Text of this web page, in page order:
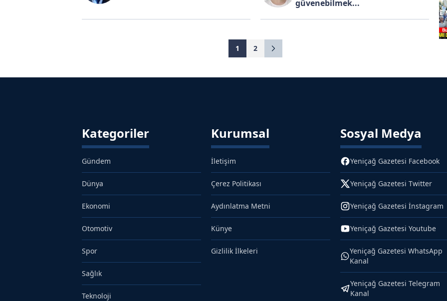
güvenebilmek...
1 2
Kategoriler
Gündem
Dünya
Ekonomi
Otomotiv
Spor
Sağlık
Teknoloji
Kurumsal
İletişim
Çerez Politikası
Aydınlatma Metni
Künye
Gizlilik İlkeleri
Sosyal Medya
Yeniçağ Gazetesi Facebook
Yeniçağ Gazetesi Twitter
Yeniçağ Gazetesi İnstagram
Yeniçağ Gazetesi Youtube
Yeniçağ Gazetesi WhatsApp
Kanal
Yeniçağ Gazetesi Telegram
Kanal